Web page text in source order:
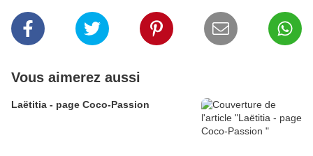
Vous aimerez aussi
Laëtitia - page Coco-Passion